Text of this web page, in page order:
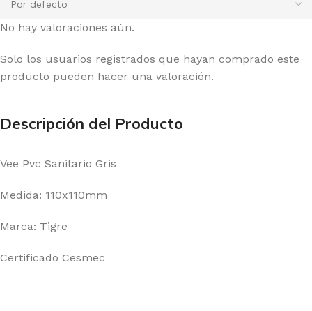
No hay valoraciones aún.
Solo los usuarios registrados que hayan comprado este
producto pueden hacer una valoración.
Descripción del Producto
Vee Pvc Sanitario Gris
Medida: 110x110mm
Marca: Tigre
Certificado Cesmec